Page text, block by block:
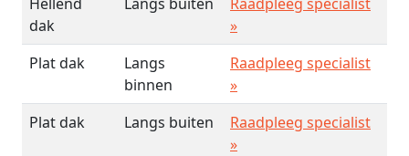
dak
»
Plat dak
Langs
binnen
Raadpleeg specialist
»
Plat dak
Langs buiten
Raadpleeg specialist
»